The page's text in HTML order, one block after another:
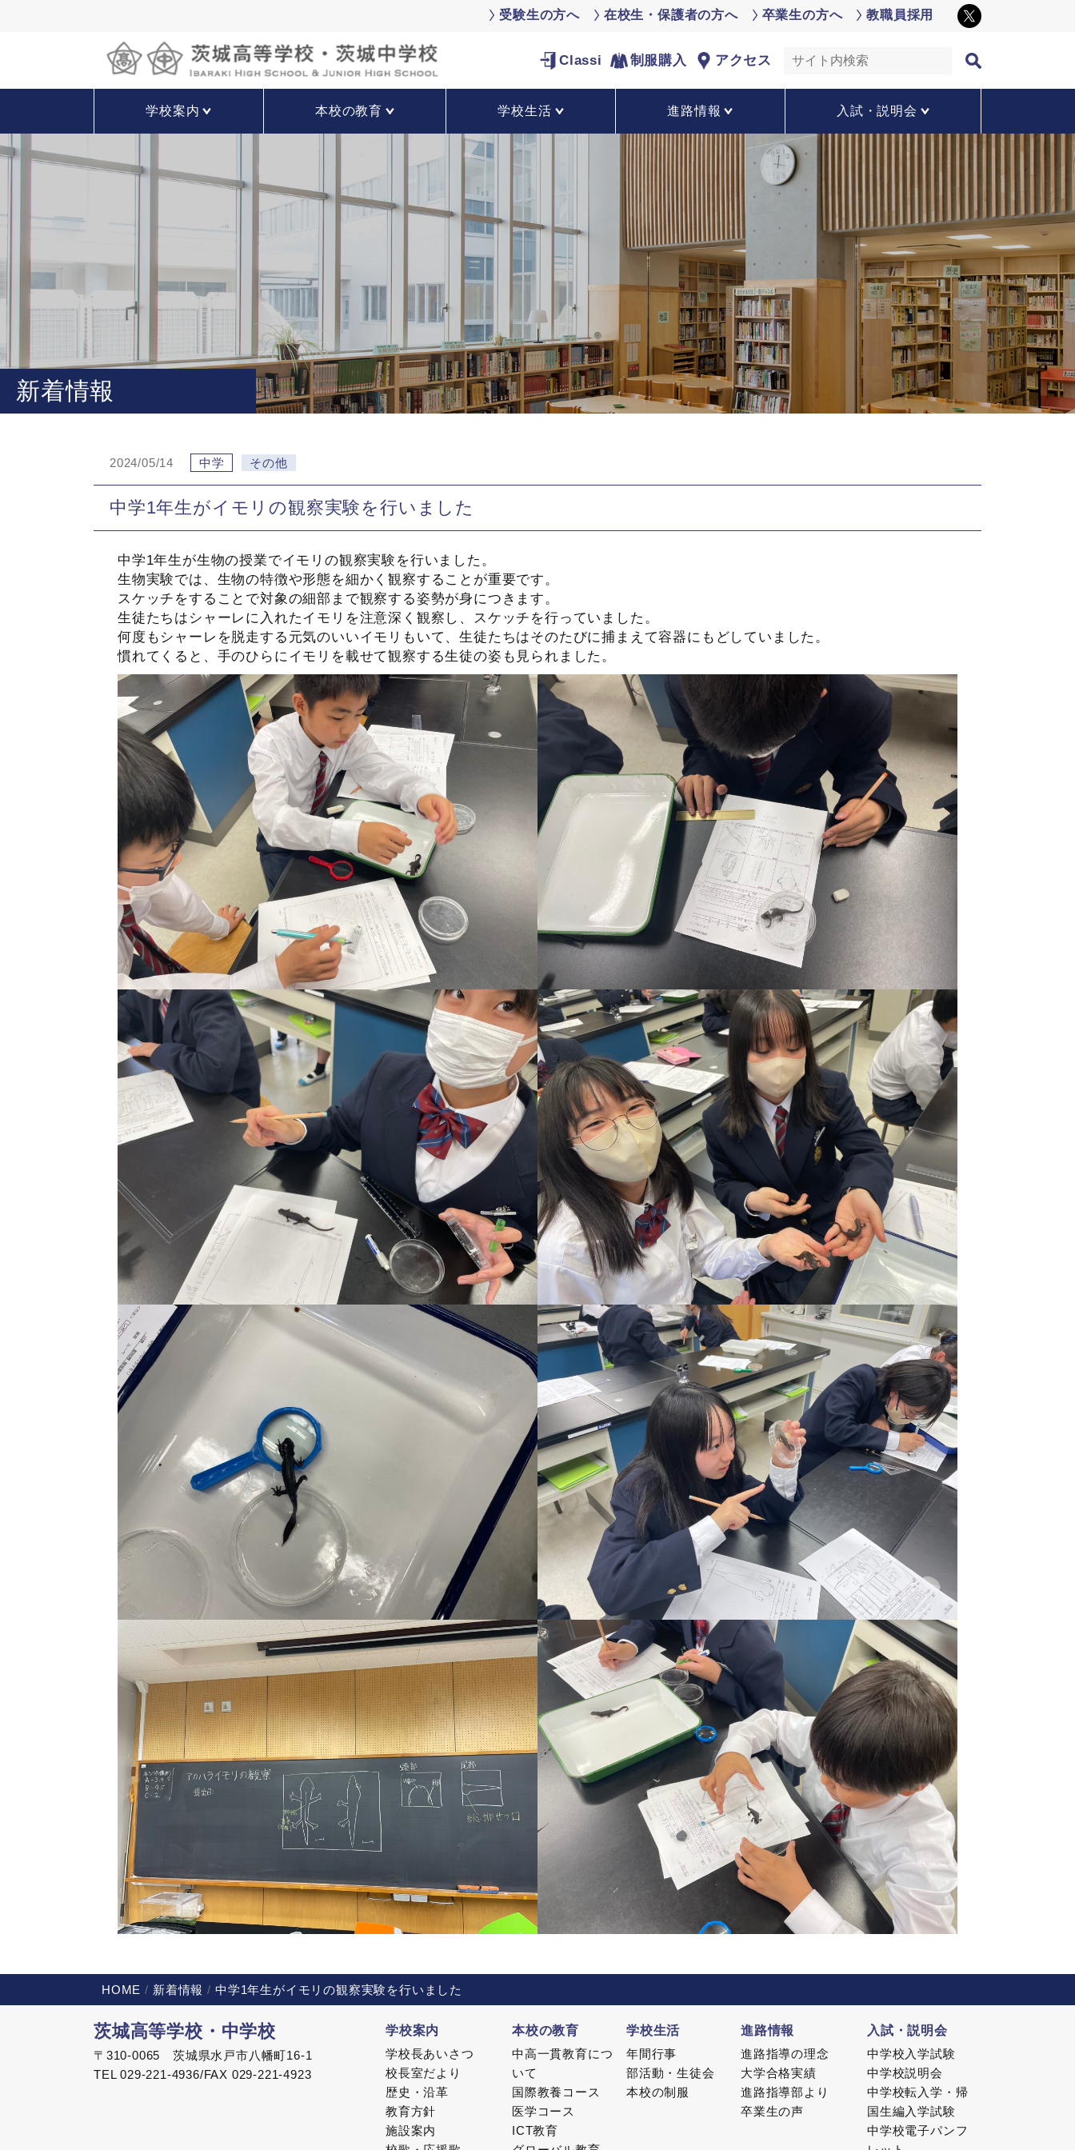
受験生の方へ 在校生・保護者の方へ 卒業生の方へ 教職員採用
Classi 制服購入 アクセス
学校案内 本校の教育 学校生活 進路情報 入試・説明会
新着情報
2024/05/14 中学 その他
中学1年生がイモリの観察実験を行いました
中学1年生が生物の授業でイモリの観察実験を行いました。
生物実験では、生物の特徴や形態を細かく観察することが重要です。
スケッチをすることで対象の細部まで観察する姿勢が身につきます。
生徒たちはシャーレに入れたイモリを注意深く観察し、スケッチを行っていました。
何度もシャーレを脱走する元気のいいイモリもいて、生徒たちはそのたびに捕まえて容器にもどしていました。
慣れてくると、手のひらにイモリを載せて観察する生徒の姿も見られました。
HOME 新着情報 中学1年生がイモリの観察実験を行いました
茨城高等学校・中学校
〒310-0065 茨城県水戸市八幡町16-1
TEL 029-221-4936/FAX 029-221-4923
学校案内
学校長あいさつ
校長室だより
歴史・沿革
教育方針
施設案内
本校の教育
中高一貫教育につ
いて
国際教養コース
医学コース
ICT教育
学校生活
年間行事
部活動・生徒会
本校の制服
進路情報
進路指導の理念
大学合格実績
進路指導部より
卒業生の声
入試・説明会
中学校入学試験
中学校説明会
中学校転入学・帰
国生編入学試験
中学校電子パンフ